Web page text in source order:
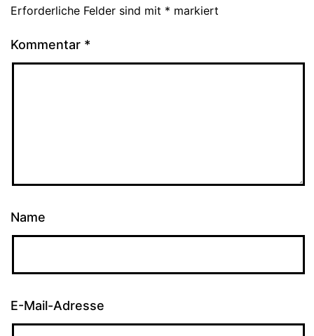
Erforderliche Felder sind mit * markiert
Kommentar *
Name
E-Mail-Adresse